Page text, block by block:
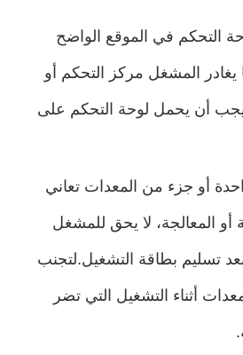
التحكم في الموقع الواضح
يغادر المشغل مركز التحكم أو
يجب أن يحمل لوحة التحكم على
واحدة أو جزء من المعدات تعاني
المعالجة، لا يحق للمشغل
تسليم بطاقة التشغيل.لتجنب
أثناء التشغيل التي تضر